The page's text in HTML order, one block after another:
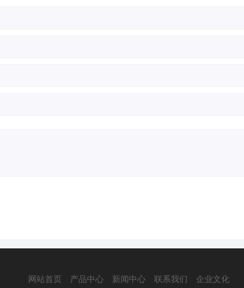
网站首页 产品中心 新闻中心 联系我们 企业文化